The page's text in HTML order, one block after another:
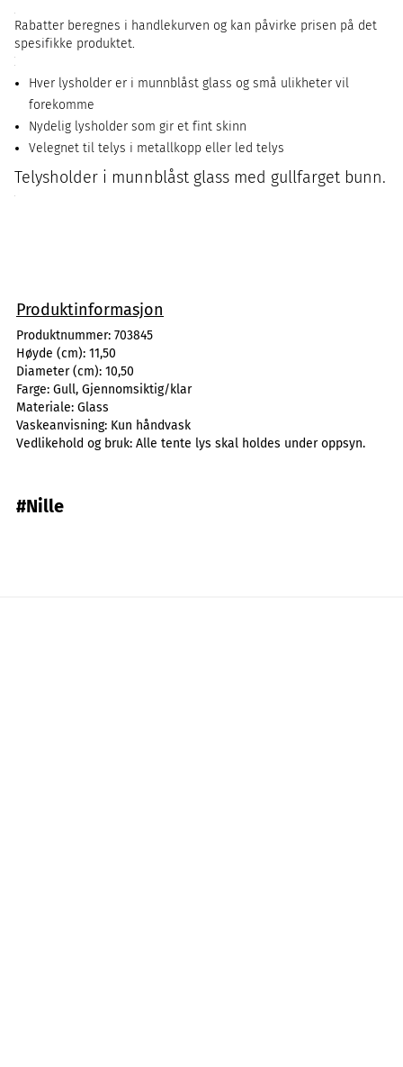
Rabatter beregnes i handlekurven og kan påvirke prisen på det
spesifikke produktet.
Hver lysholder er i munnblåst glass og små ulikheter vil
forekomme
Nydelig lysholder som gir et fint skinn
Velegnet til telys i metallkopp eller led telys
Telysholder i munnblåst glass med gullfarget bunn.
Produktinformasjon
Produktnummer: 703845
Høyde (cm): 11,50
Diameter (cm): 10,50
Farge: Gull, Gjennomsiktig/klar
Materiale: Glass
Vaskeanvisning: Kun håndvask
Vedlikehold og bruk: Alle tente lys skal holdes under oppsyn.
#Nille